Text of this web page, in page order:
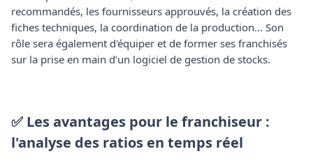
recommandés, les fournisseurs approuvés, la création des
fiches techniques, la coordination de la production... Son
rôle sera également d'équiper et de former ses franchisés
sur la prise en main d’un logiciel de gestion de stocks.
✅ Les avantages pour le franchiseur :
l'analyse des ratios en temps réel